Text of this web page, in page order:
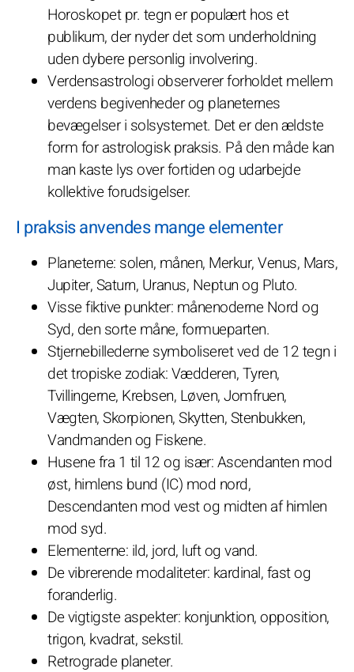
Horoskopet pr. tegn er populært hos et
publikum, der nyder det som underholdning
uden dybere personlig involvering.
Verdensastrologi observerer forholdet mellem
verdens begivenheder og planeternes
bevægelser i solsystemet. Det er den ældste
form for astrologisk praksis. På den måde kan
man kaste lys over fortiden og udarbejde
kollektive forudsigelser.
I praksis anvendes mange elementer
Planeterne: solen, månen, Merkur, Venus, Mars,
Jupiter, Saturn, Uranus, Neptun og Pluto.
Visse fiktive punkter: månenoderne Nord og
Syd, den sorte måne, formueparten.
Stjernebillederne symboliseret ved de 12 tegn i
det tropiske zodiak: Vædderen, Tyren,
Tvillingerne, Krebsen, Løven, Jomfruen,
Vægten, Skorpionen, Skytten, Stenbukken,
Vandmanden og Fiskene.
Husene fra 1 til 12 og især: Ascendanten mod
øst, himlens bund (IC) mod nord,
Descendanten mod vest og midten af himlen
mod syd.
Elementerne: ild, jord, luft og vand.
De vibrerende modaliteter: kardinal, fast og
foranderlig.
De vigtigste aspekter: konjunktion, opposition,
trigon, kvadrat, sekstil.
Retrograde planeter.